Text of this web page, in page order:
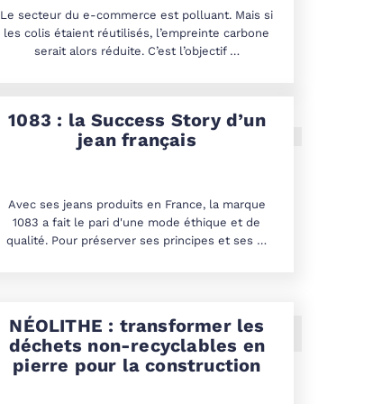
Le secteur du e-commerce est polluant. Mais si
les colis étaient réutilisés, l’empreinte carbone
serait alors réduite. C’est l’objectif …
1083 : la Success Story d’un
jean français
Avec ses jeans produits en France, la marque
1083 a fait le pari d'une mode éthique et de
qualité. Pour préserver ses principes et ses …
NÉOLITHE : transformer les
déchets non-recyclables en
pierre pour la construction